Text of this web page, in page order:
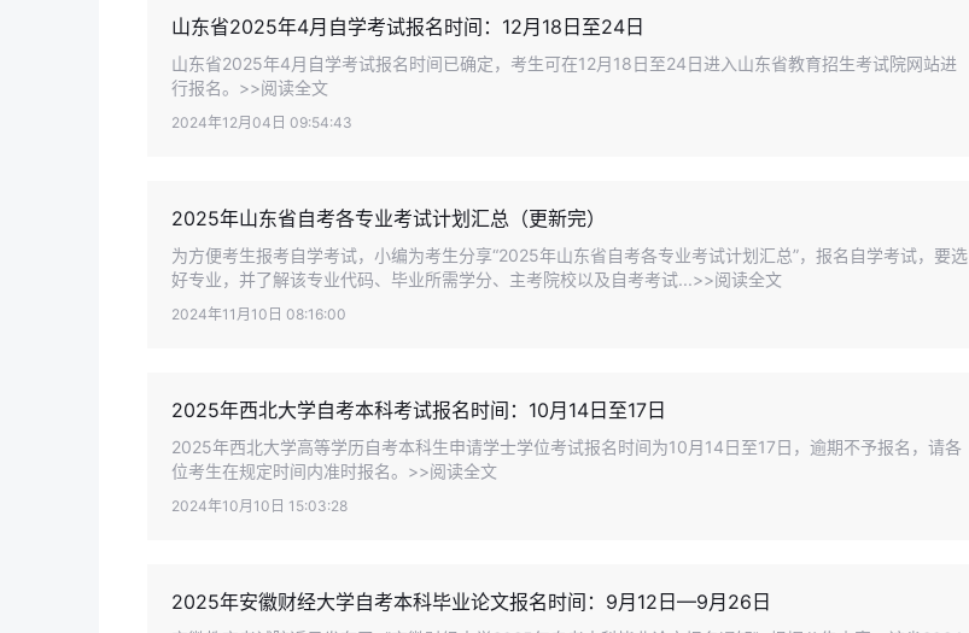
山东省2025年4月自学考试报名时间：12月18日至24日
山东省2025年4月自学考试报名时间已确定，考生可在12月18日至24日进入山东省教育招生考试院网站进
行报名。>>阅读全文
2024年12月04日 09:54:43
2025年山东省自考各专业考试计划汇总（更新完）
为方便考生报考自学考试，小编为考生分享“2025年山东省自考各专业考试计划汇总”，报名自学考试，要选
好专业，并了解该专业代码、毕业所需学分、主考院校以及自考考试...>>阅读全文
2024年11月10日 08:16:00
2025年西北大学自考本科考试报名时间：10月14日至17日
2025年西北大学高等学历自考本科生申请学士学位考试报名时间为10月14日至17日，逾期不予报名，请各
位考生在规定时间内准时报名。>>阅读全文
2024年10月10日 15:03:28
2025年安徽财经大学自考本科毕业论文报名时间：9月12日—9月26日